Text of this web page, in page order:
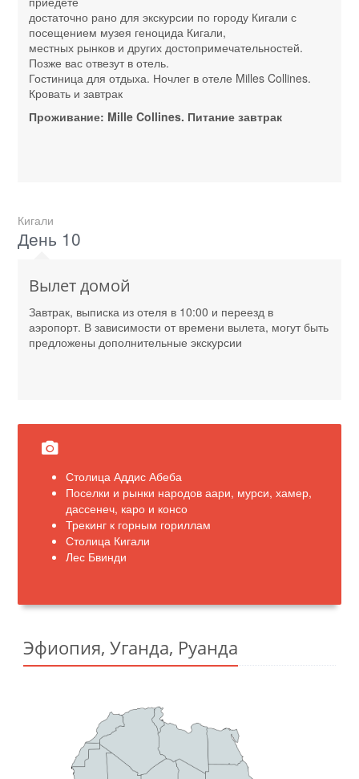
достаточно рано для экскурсии по городу Кигали с
посещением музея геноцида Кигали,
местных рынков и других достопримечательностей.
Позже вас отвезут в отель.
Гостиница для отдыха. Ночлег в отеле Milles Collines.
Кровать и завтрак
Проживание: Mille Collines. Питание завтрак
Кигали
День 10
Вылет домой
Завтрак, выписка из отеля в 10:00 и переезд в
аэропорт. В зависимости от времени вылета, могут быть
предложены дополнительные экскурсии
Столица Аддис Абеба
Поселки и рынки народов аари, мурси, хамер,
дассенеч, каро и консо
Трекинг к горным гориллам
Столица Кигали
Лес Бвинди
Эфиопия, Уганда, Руанда